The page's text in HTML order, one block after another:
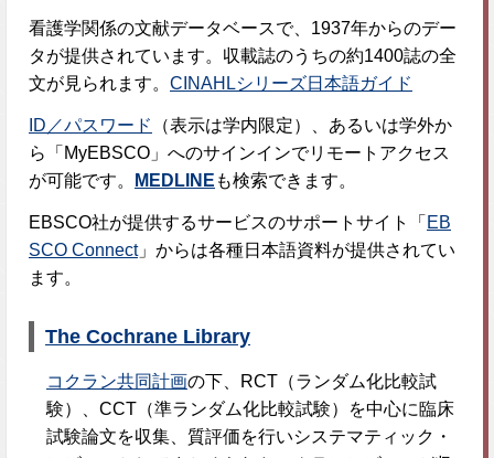
看護学関係の文献データベースで、1937年からのデー
タが提供されています。収載誌のうちの約1400誌の全
文が見られます。 CINAHLシリーズ日本語ガイド
ID／パスワード
（表示は学内限定）、あるいは学外か
ら「MyEBSCO」へのサインインでリモートアクセス
が可能です。
MEDLINE も検索できます。
EBSCO社が提供するサービスのサポートサイト「 EB
SCO Connect」からは各種日本語資料が提供されてい
ます。
The Cochrane Library
コクラン共同計画の下、RCT（ランダム化比較試
験）、CCT（準ランダム化比較試験）を中心に臨床
試験論文を収集、質評価を行いシステマティック・